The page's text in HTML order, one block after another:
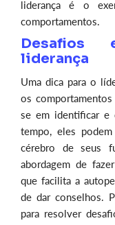
liderança é o
comportamentos.
Desafios
liderança
Uma dica para o
os
se em identificar e
tempo, eles
cérebro de seus
abordagem de
que facilita a
de dar conselhos.
para resolver